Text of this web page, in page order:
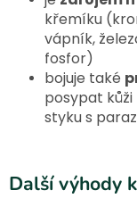
křemíku
vápník,
fosfor)
bojuje také
posypat
styku s
Další výhody